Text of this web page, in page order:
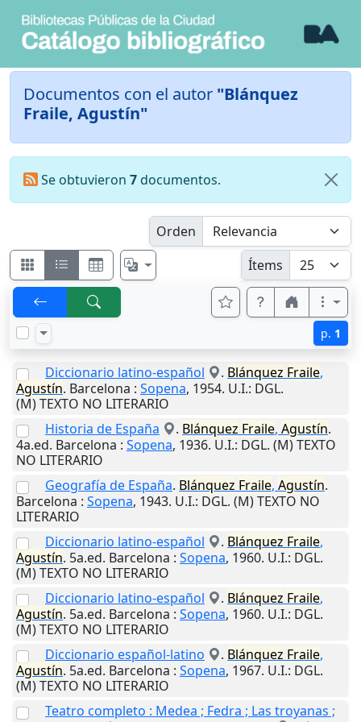
Documentos con el autor "Blánquez
Fraile, Agustín"
Se obtuvieron 7documentos.
Orden
Ítems
p. 1
Diccionario latino-español . Blánquez Fraile,
Agustín. Barcelona : Sopena, 1954. U.I.: DGL.
(M) TEXTO NO LITERARIO
Historia de España
. Blánquez Fraile, Agustín.
4a.ed. Barcelona : Sopena, 1936. U.I.: DGL. (M) TEXTO
NO LITERARIO
Geografía de España. Blánquez Fraile, Agustín.
Barcelona : Sopena, 1943. U.I.: DGL. (M) TEXTO NO
LITERARIO
Diccionario latino-español
. Blánquez Fraile,
Agustín. 5a.ed. Barcelona : Sopena, 1960. U.I.: DGL.
(M) TEXTO NO LITERARIO
Diccionario latino-español
. Blánquez Fraile,
Agustín. 5a.ed. Barcelona : Sopena, 1960. U.I.: DGL.
(M) TEXTO NO LITERARIO
Diccionario español-latino
. Blánquez Fraile,
Agustín. 5a.ed. Barcelona : Sopena, 1967. U.I.: DGL.
(M) TEXTO NO LITERARIO
Teatro completo : Medea ; Fedra ; Las troyanas ;